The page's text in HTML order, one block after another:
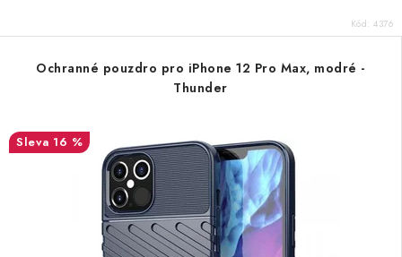
Kód: 4376
Ochranné pouzdro pro iPhone 12 Pro Max, modré -
Thunder
16 %